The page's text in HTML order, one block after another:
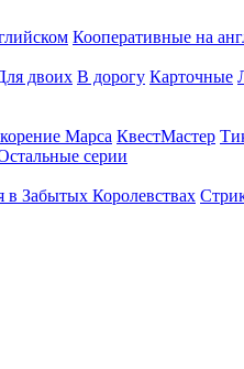
Кооперативные на
двоих В дорогу Карточные
Марса КвестМастер
серии
Забытых Королевствах